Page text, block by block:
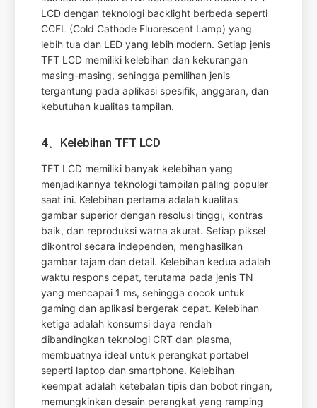
LCD dengan teknologi backlight berbeda seperti
CCFL (Cold Cathode Fluorescent Lamp) yang
lebih tua dan LED yang lebih modern. Setiap jenis
TFT LCD memiliki kelebihan dan kekurangan
masing-masing, sehingga pemilihan jenis
tergantung pada aplikasi spesifik, anggaran, dan
kebutuhan kualitas tampilan.
4、Kelebihan TFT LCD
TFT LCD memiliki banyak kelebihan yang
menjadikannya teknologi tampilan paling populer
saat ini. Kelebihan pertama adalah kualitas
gambar superior dengan resolusi tinggi, kontras
baik, dan reproduksi warna akurat. Setiap piksel
dikontrol secara independen, menghasilkan
gambar tajam dan detail. Kelebihan kedua adalah
waktu respons cepat, terutama pada jenis TN
yang mencapai 1 ms, sehingga cocok untuk
gaming dan aplikasi bergerak cepat. Kelebihan
ketiga adalah konsumsi daya rendah
dibandingkan teknologi CRT dan plasma,
membuatnya ideal untuk perangkat portabel
seperti laptop dan smartphone. Kelebihan
keempat adalah ketebalan tipis dan bobot ringan,
memungkinkan desain perangkat yang ramping